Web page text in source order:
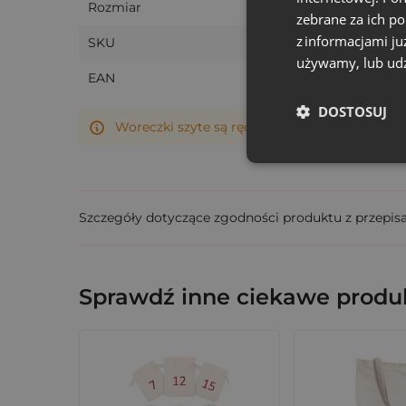
pakowania kapci dla gości, zestawów
fioletowym tle będzie wyglądać
Zainwestuj w pozytywne doświadczenia
Rozmiar
SKU
EAN
Woreczki szyte są ręcznie, dlatego ich
Szczegóły dotyczące zgodności produktu z
Sprawdź inne ciekawe
zebrane za ich
z informacjami
używamy, lub
DOSTOSUJ